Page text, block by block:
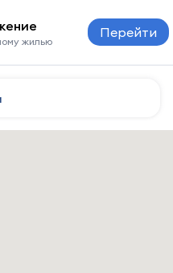
жилью
Перейти
и жильё